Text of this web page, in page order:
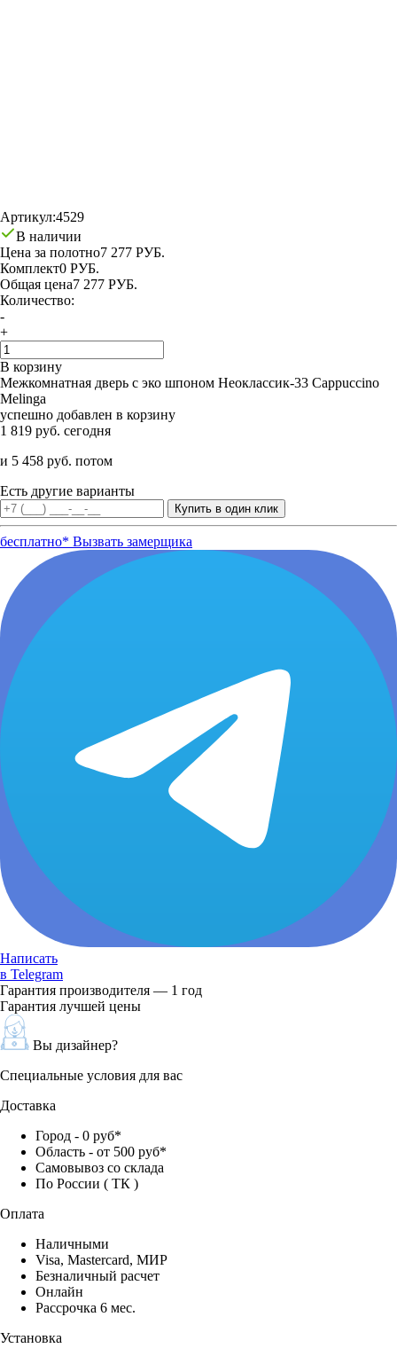
Артикул:4529
В наличии
Цена за полотно7 277 РУБ.
Комплект0 РУБ.
Общая цена7 277 РУБ.
Количество:
-
+
В корзину
Межкомнатная дверь с эко шпоном Неоклассик-33 Cappuccino
Melinga
успешно добавлен в корзину
1 819 руб. сегодня
и 5 458 руб. потом
Есть другие варианты
бесплатно* Вызвать замерщика
Написать
в Telegram
Гарантия производителя — 1 год
Гарантия лучшей цены
Вы дизайнер?
Специальные условия для вас
Доставка
Город - 0 руб*
Область - от 500 руб*
Самовывоз со склада
По России ( ТК )
Оплата
Наличными
Visa, Mastercard, МИР
Безналичный расчет
Онлайн
Рассрочка 6 мес.
Установка